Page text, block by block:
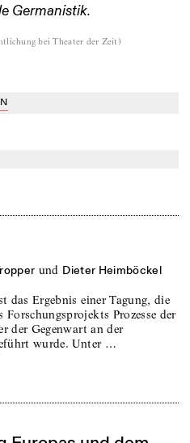
Germanistik.
bei Theater der Zeit )
und Dieter Heimböckel
das Ergebnis einer Tagung, die
Prozesse der
der Gegenwart an der
wurde. Unter …